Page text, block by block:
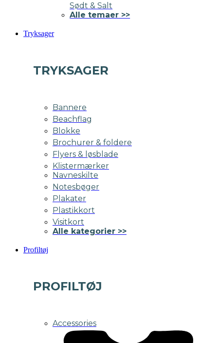
Sødt & Salt
Alle temaer >>
Tryksager
TRYKSAGER
Bannere
Beachflag
Blokke
Brochurer & foldere
Flyers & løsblade
Klistermærker
Navneskilte
Notesbøger
Plakater
Plastikkort
Visitkort
Alle kategorier >>
Profiltøj
PROFILTØJ
Accessories